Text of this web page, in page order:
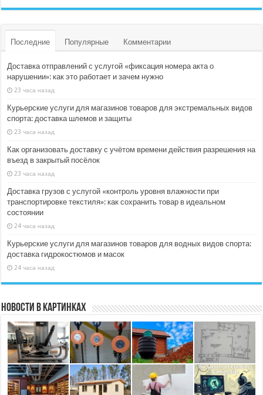
Последние Популярные Комментарии
Доставка отправлений с услугой «фиксация номера акта о
нарушении»: как это работает и зачем нужно
23 часа назад
Курьерские услуги для магазинов товаров для экстремальных видов
спорта: доставка шлемов и защиты
23 часа назад
Как организовать доставку с учётом времени действия разрешения на
въезд в закрытый посёлок
23 часа назад
Доставка грузов с услугой «контроль уровня влажности при
транспортировке текстиля»: как сохранить товар в идеальном
состоянии
24 часа назад
Курьерские услуги для магазинов товаров для водных видов спорта:
доставка гидрокостюмов и масок
24 часа назад
Новости в картинках